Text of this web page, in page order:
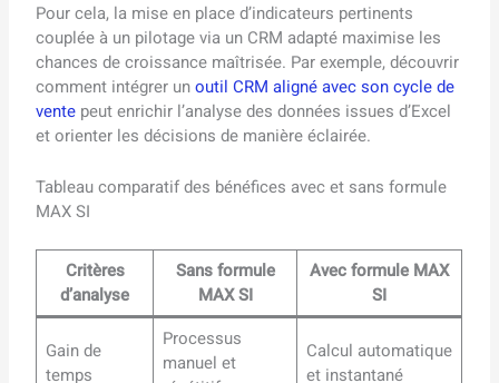
Pour cela, la mise en place d’indicateurs pertinents
couplée à un pilotage via un CRM adapté maximise les
chances de croissance maîtrisée. Par exemple, découvrir
comment intégrer unoutil CRM aligné avec son cycle de
vente peut enrichir l’analyse des données issues d’Excel
et orienter les décisions de manière éclairée.
Tableau comparatif des bénéfices avec et sans formule
MAX SI
Critères
d’analyse
Sans formule
MAX SI
Avec formule MAX
SI
Gain de
temps
Processus
manuel et
Calcul automatique
et instantané